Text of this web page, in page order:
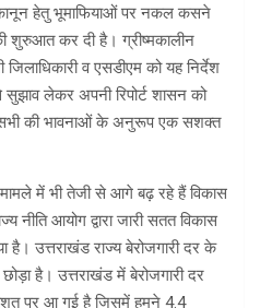
हेतु भूमाफियाओं पर नकल कसने
शुरुआत कर दी है। ग्रीष्मकालीन
व एसडीएम को यह निर्देश
लेकर अपनी रिपोर्ट शासन को
सभी की भावनाओं के अनुरूप एक सशक्त
में भी तेजी से आगे बढ़ रहे हैं विकास
आयोग द्वारा जारी सतत विकास
उत्तराखंड राज्य बेरोजगारी दर के
है। उत्तराखंड में बेरोजगारी दर
पर आ गई है जिसमें हमने 4.4